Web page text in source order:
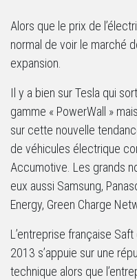
Alors que le prix de
normal de voir le marché
expansion.
Il y a bien sur Tesla qui
gamme « PowerWall »
sur cette nouvelle
de véhicules électrique
Accumotive. Les grands
eux aussi Samsung,
Energy, Green Charge
L’entreprise française
2013 s’appuie sur une
technique alors que